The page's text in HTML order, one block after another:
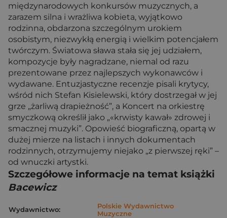
międzynarodowych konkursów muzycznych, a
zarazem silna i wrażliwa kobieta, wyjątkowo
rodzinna, obdarzona szczególnym urokiem
osobistym, niezwykłą energią i wielkim potencjałem
twórczym. Światowa sława stała się jej udziałem,
kompozycje były nagradzane, niemal od razu
prezentowane przez najlepszych wykonawców i
wydawane. Entuzjastyczne recenzje pisali krytycy,
wśród nich Stefan Kisielewski, który dostrzegał w jej
grze „żarliwą drapieżność”, a Koncert na orkiestrę
smyczkową określił jako „«krwisty kawał» zdrowej i
smacznej muzyki”. Opowieść biograficzną, opartą w
dużej mierze na listach i innych dokumentach
rodzinnych, otrzymujemy niejako „z pierwszej ręki” –
od wnuczki artystki.
Szczegółowe informacje na temat książki
Bacewicz
Wydawnictwo:
Polskie Wydawnictwo
Muzyczne